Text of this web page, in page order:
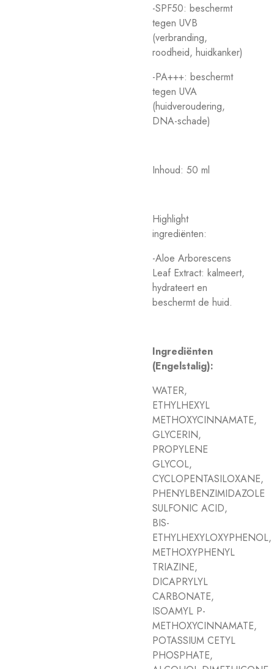
-SPF50: beschermt
tegen UVB
(verbranding,
roodheid, huidkanker)
-PA+++: beschermt
tegen UVA
(huidveroudering,
DNA-schade)
Inhoud: 50 ml
Highlight
ingrediënten:
-Aloe Arborescens
Leaf Extract: kalmeert,
hydrateert en
beschermt de huid.
Ingrediënten
(Engelstalig):
WATER,
ETHYLHEXYL
METHOXYCINNAMATE,
GLYCERIN,
PROPYLENE
GLYCOL,
CYCLOPENTASILOXANE,
PHENYLBENZIMIDAZOLE
SULFONIC ACID,
BIS-
ETHYLHEXYLOXYPHENOL,
METHOXYPHENYL
TRIAZINE,
DICAPRYLYL
CARBONATE,
ISOAMYL P-
METHOXYCINNAMATE,
POTASSIUM CETYL
PHOSPHATE,